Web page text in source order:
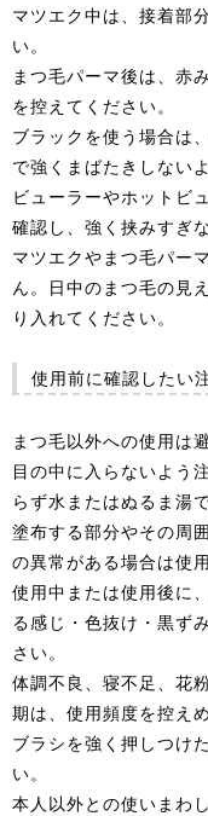
マツエク中は、接着部
い。
まつ毛パーマ後は、赤
を控えてください。
ブラックを使う場合は
で強くまばたきしない
ビューラーやホットビ
確認し、強く挟みすぎ
マツエクやまつ毛パー
ん。日中のまつ毛の見
り入れてください。
使用前に確認したい
まつ毛以外への使用は
目の中に入らないよう
らず水またはぬるま湯
塗布する部分やその周
の異常がある場合は使
使用中または使用後に
る感じ・色抜け・黒ず
さい。
体調不良、寝不足、花
期は、使用頻度を控え
ブラシを強く押しつけ
い。
本人以外との使いまわ